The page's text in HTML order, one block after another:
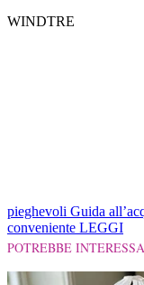
WINDTRE
pieghevoli Guida
conveniente LEGGI